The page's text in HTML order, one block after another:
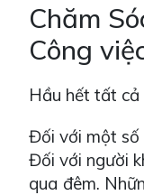
Chăm
Công
Hầu hết tất cả
Đối với một số
Đối với người
qua đêm.